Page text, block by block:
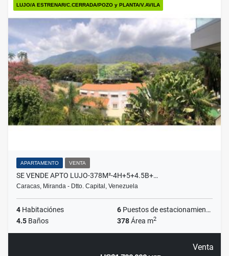
LUJO/A ESTRENAR/C.CERRADA/POZO y PLANTA/V.AVILA
APARTAMENTO VENTA
SE VENDE APTO LUJO-378M²-4H+5+4.5B+…
Caracas, Miranda - Dtto. Capital, Venezuela
4 Habitaciónes 6 Puestos de estacionamientos
4.5 Baños 378Área m2
Venta